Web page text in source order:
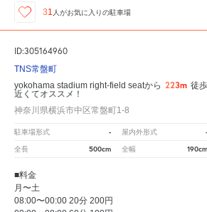
31 人がお気に入りの駐車場
ID:305164960
TNS常盤町
yokohama stadium right-field seatから 223m 徒歩
近くてオススメ！
神奈川県横浜市中区常盤町1-8
駐車場形式 - 屋内外形式 -
全長 500cm 全幅 190cm
■料金
月〜土
08:00〜00:00 20分 200円